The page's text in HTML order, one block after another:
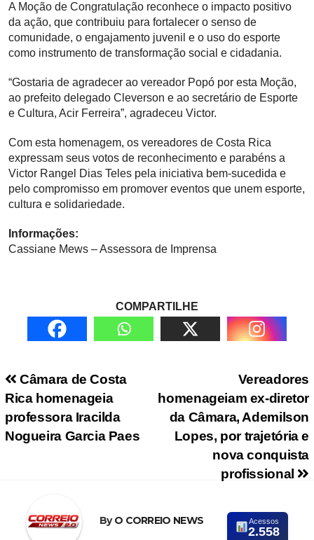
A Moção de Congratulação reconhece o impacto positivo
da ação, que contribuiu para fortalecer o senso de
comunidade, o engajamento juvenil e o uso do esporte
como instrumento de transformação social e cidadania.
“Gostaria de agradecer ao vereador Popó por esta Moção,
ao prefeito delegado Cleverson e ao secretário de Esporte
e Cultura, Acir Ferreira”, agradeceu Victor.
Com esta homenagem, os vereadores de Costa Rica
expressam seus votos de reconhecimento e parabéns a
Victor Rangel Dias Teles pela iniciativa bem-sucedida e
pelo compromisso em promover eventos que unem esporte,
cultura e solidariedade.
Informações:
Cassiane Mews – Assessora de Imprensa
COMPARTILHE
Navegação de Post
Vereadores
homenageiam ex-diretor
da Câmara, Ademilson
Lopes, por trajetória e
nova conquista
profissional
Câmara de Costa
Rica homenageia
professora Iracilda
Nogueira Garcia Paes
ByO CORREIO NEWS Acessos
2.558